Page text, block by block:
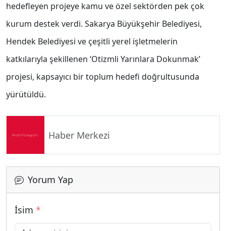
hedefleyen projeye kamu ve özel sektörden pek çok
kurum destek verdi. Sakarya Büyükşehir Belediyesi,
Hendek Belediyesi ve çeşitli yerel işletmelerin
katkılarıyla şekillenen ‘Otizmli Yarınlara Dokunmak’
projesi, kapsayıcı bir toplum hedefi doğrultusunda
yürütüldü.
Haber Merkezi
Yorum Yap
İsim *